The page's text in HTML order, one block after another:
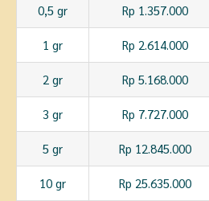
0,5 gr Rp 1.357.000
1 gr Rp 2.614.000
2 gr Rp 5.168.000
3 gr Rp 7.727.000
5 gr Rp 12.845.000
10 gr Rp 25.635.000